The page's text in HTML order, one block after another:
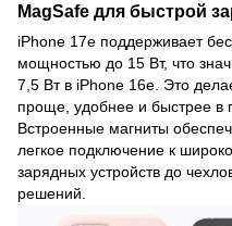
MagSafe для быстрой
iPhone 17e поддерживает
мощностью до 15 Вт, что
7,5 Вт в iPhone 16e. Это
проще, удобнее и быстрее в
Встроенные магниты
легкое подключение к
зарядных устройств до
решений.